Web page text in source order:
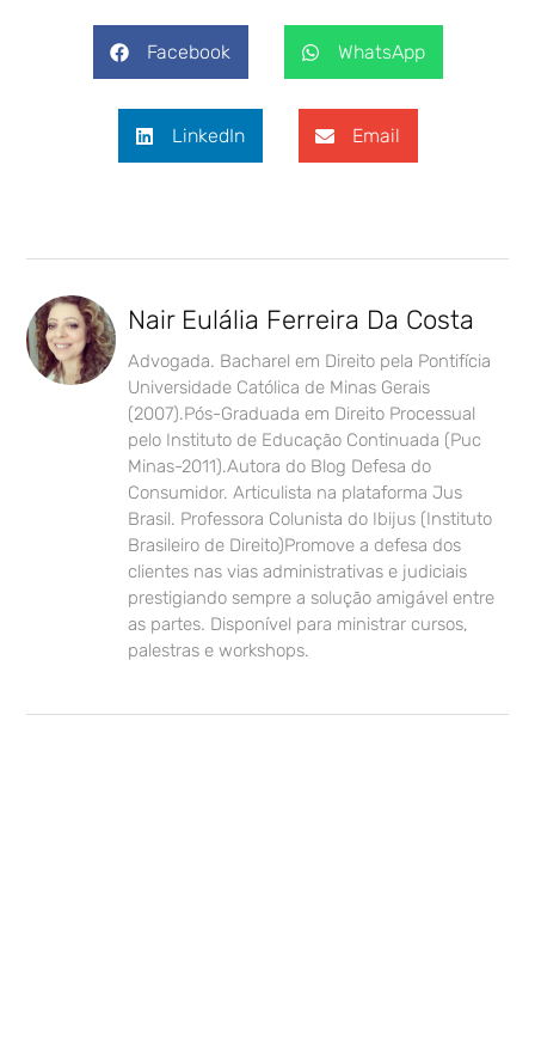
Facebook WhatsApp
LinkedIn Email
Nair Eulália Ferreira Da Costa
Advogada. Bacharel em Direito pela Pontifícia
Universidade Católica de Minas Gerais
(2007).Pós-Graduada em Direito Processual
pelo Instituto de Educação Continuada (Puc
Minas-2011).Autora do Blog Defesa do
Consumidor. Articulista na plataforma Jus
Brasil. Professora Colunista do Ibijus (Instituto
Brasileiro de Direito)Promove a defesa dos
clientes nas vias administrativas e judiciais
prestigiando sempre a solução amigável entre
as partes. Disponível para ministrar cursos,
palestras e workshops.